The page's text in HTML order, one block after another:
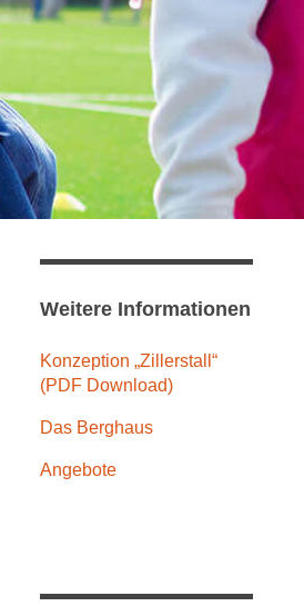
Weitere Informationen
Konzeption „Zillerstall“
(PDF Download)
Das Berghaus
Angebote